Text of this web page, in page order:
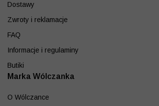
Dostawy
Zwroty i reklamacje
FAQ
Informacje i regulaminy
Butiki
Marka Wólczanka
O Wólczance